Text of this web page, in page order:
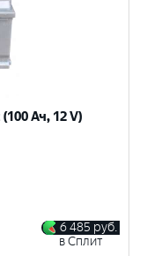
Ач, 12 V)
6 485 руб.
в Сплит